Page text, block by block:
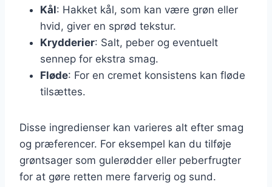
Kål: Hakket kål, som kan være grøn eller
hvid, giver en sprød tekstur.
Krydderier: Salt, peber og eventuelt
sennep for ekstra smag.
Fløde: For en cremet konsistens kan fløde
tilsættes.
Disse ingredienser kan varieres alt efter smag
og præferencer. For eksempel kan du tilføje
grøntsager som gulerødder eller peberfrugter
for at gøre retten mere farverig og sund.